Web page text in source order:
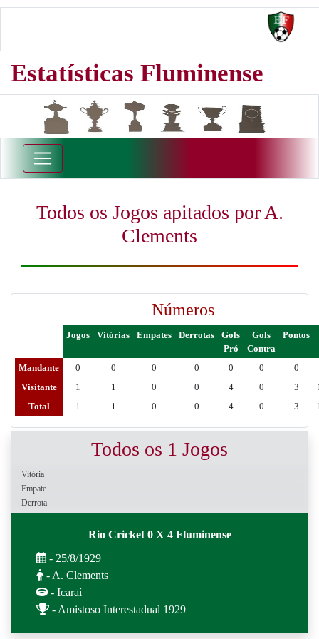
Estatísticas Fluminense
Todos os Jogos apitados por A.
Clements
Números
Jogos Vitórias Empates Derrotas
Gols
Pró
Gols
Contra
Pontos
Mandante 0 0 0 0 0 0
0
Visitante
1 1 0 0 4 0 3
Total
1 1 0 0 4 0 3
Todos os 1 Jogos
Vitória
Empate
Derrota
Rio Cricket 0 X 4 Fluminense
- 25/8/1929
- A. Clements
- Icaraí
- Amistoso Interestadual 1929